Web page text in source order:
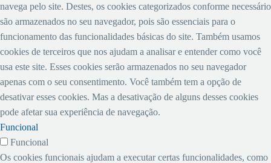
navega pelo site. Destes, os cookies categorizados conforme necessário
são armazenados no seu navegador, pois são essenciais para o
funcionamento das funcionalidades básicas do site. Também usamos
cookies de terceiros que nos ajudam a analisar e entender como você
usa este site. Esses cookies serão armazenados no seu navegador
apenas com o seu consentimento. Você também tem a opção de
desativar esses cookies. Mas a desativação de alguns desses cookies
pode afetar sua experiência de navegação.
Funcional
Funcional
Os cookies funcionais ajudam a executar certas funcionalidades, como